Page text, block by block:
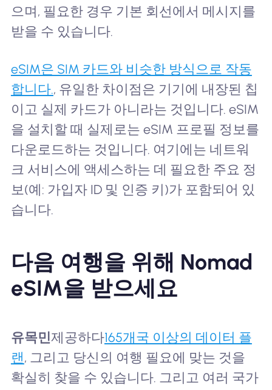
으며, 필요한 경우 기본 회선에서 메시지를
받을 수 있습니다.
eSIM은 SIM 카드와 비슷한 방식으로 작동
합니다., 유일한 차이점은 기기에 내장된 칩
이고 실제 카드가 아니라는 것입니다. eSIM
을 설치할 때 실제로는 eSIM 프로필 정보를
다운로드하는 것입니다. 여기에는 네트워
크 서비스에 액세스하는 데 필요한 주요 정
보(예: 가입자 ID 및 인증 키)가 포함되어 있
습니다.
다음 여행을 위해 Nomad
eSIM을 받으세요
유목민제공하다165개국 이상의 데이터 플
랜, 그리고 당신의 여행 필요에 맞는 것을
확실히 찾을 수 있습니다. 그리고 여러 국가